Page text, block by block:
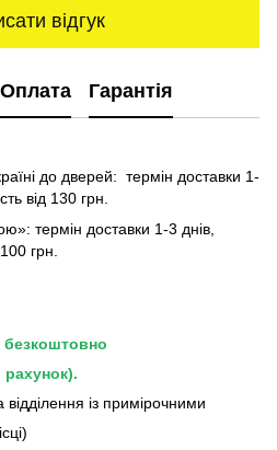
відгук
Оплата Гарантія
до дверей: термін доставки 1-
від 130 грн.
термін доставки 1-3 днів,
грн.
безкоштовно
рахунок).
із примірочними